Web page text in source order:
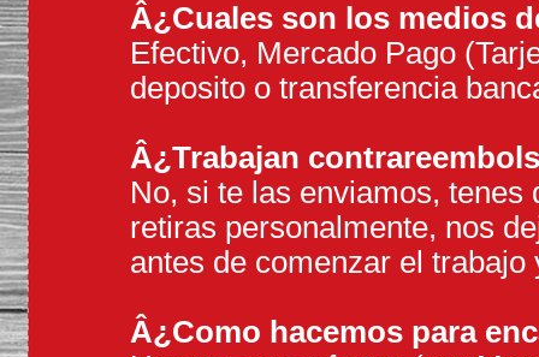
Â¿Cuales son los medios
Efectivo, Mercado Pago
deposito o transferencia
Â¿Trabajan
No, si te las enviamos, tenes
retiras personalmente, nos
antes de comenzar el
Â¿Como hacemos para